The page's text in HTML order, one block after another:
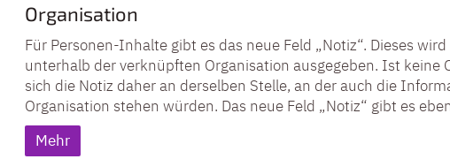
Organisation
Für Personen-Inhalte gibt es das neue Feld „Notiz“. Dieses
unterhalb der verknüpften Organisation ausgegeben. Ist keine
sich die Notiz daher an derselben Stelle, an der auch die
Organisation stehen würden. Das neue Feld „Notiz“ gibt es
Mehr